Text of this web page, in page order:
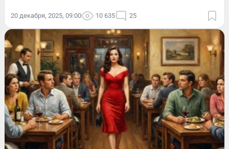
20 декабря, 2025, 09:00 10 635 25